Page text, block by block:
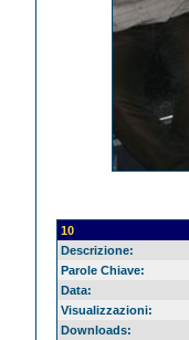
10
Descrizione:
Parole Chiave:
Data:
Visualizzazioni:
Downloads: